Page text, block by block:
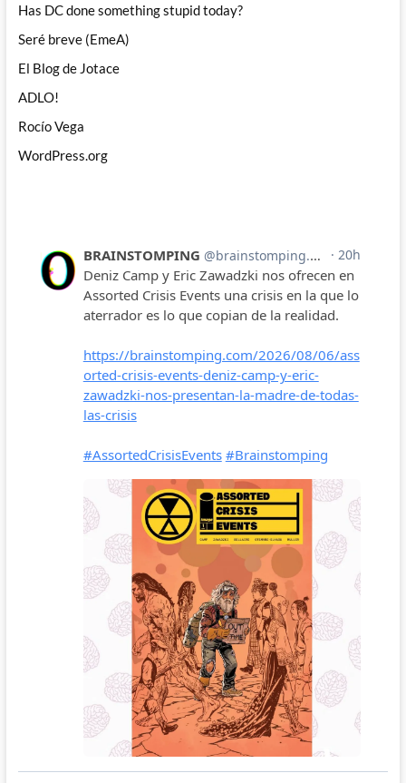
Has DC done something stupid today?
Seré breve (EmeA)
El Blog de Jotace
ADLO!
Rocío Vega
WordPress.org